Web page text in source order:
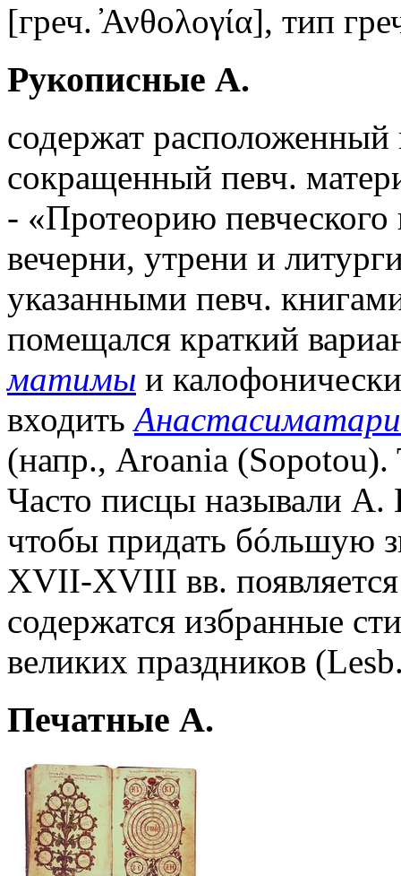
[греч. ̓Ανθολογία], тип
Рукописные А.
содержат
сокращенный певч.
- «Протеорию певческого
вечерни, утрени и
указанными певч.
помещался краткий
матимы и
входить
(напр., Aroania (Sopotou).
Часто писцы называли А.
чтобы придать бóльшую
XVII-XVIII вв.
содержатся избранные
великих праздников
Печатные А.